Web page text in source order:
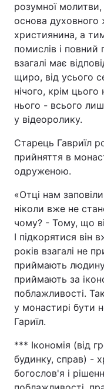
Техно і зв'язок
Зброя
Здоров'я
Цікавинки
Відео з Youtube
Інтерв'ю
Архів
Контакти
ПОСЛУГИ
Реклама на
Моніторинг
розумної
основа духовного
християнина, а
помислів і повний
взагалі має
щиро, від усього
нічого, крім
нього - всього
у відеоролику.
Старець Гавриїл
прийняття в
одруженою.
«Отці нам
ніколи вже не
чому? - Тому, що
І підкорятися він
років взагалі не
приймають
приймають за
поблажливості.
у монастирі бути
Гариїл.
*** Ікономія (від
будинку, справ) -
богослов'я і